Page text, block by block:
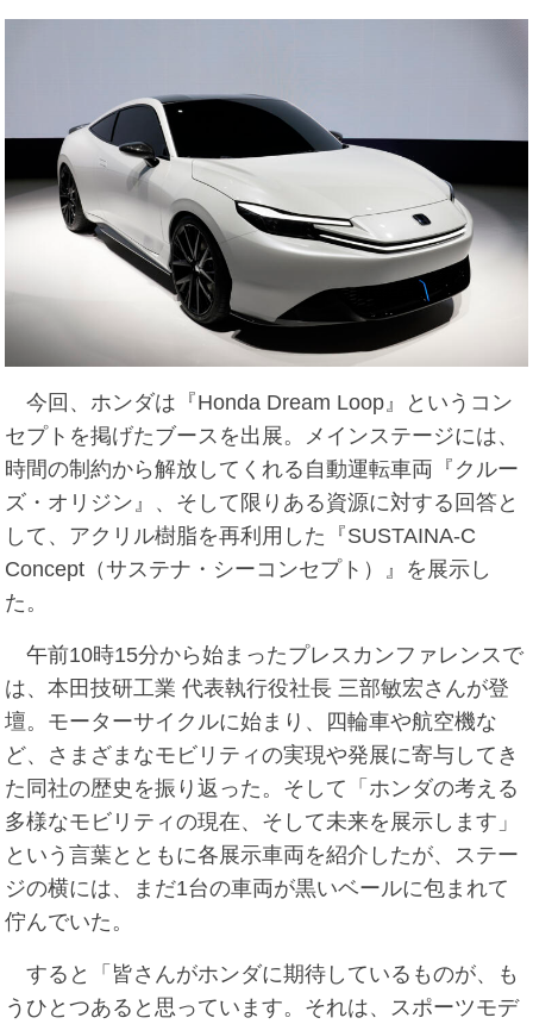
今回、ホンダは『Honda Dream Loop』というコン
セプトを掲げたブースを出展。メインステージには、
時間の制約から解放してくれる自動運転車両『クルー
ズ・オリジン』、そして限りある資源に対する回答と
して、アクリル樹脂を再利用した『SUSTAINA-C
Concept（サステナ・シーコンセプト）』を展示し
た。
午前10時15分から始まったプレスカンファレンスで
は、本田技研工業 代表執行役社長 三部敏宏さんが登
壇。モーターサイクルに始まり、四輪車や航空機な
ど、さまざまなモビリティの実現や発展に寄与してき
た同社の歴史を振り返った。そして「ホンダの考える
多様なモビリティの現在、そして未来を展示します」
という言葉とともに各展示車両を紹介したが、ステー
ジの横には、まだ1台の車両が黒いベールに包まれて
佇んでいた。
すると「皆さんがホンダに期待しているものが、も
うひとつあると思っています。それは、スポーツモデ